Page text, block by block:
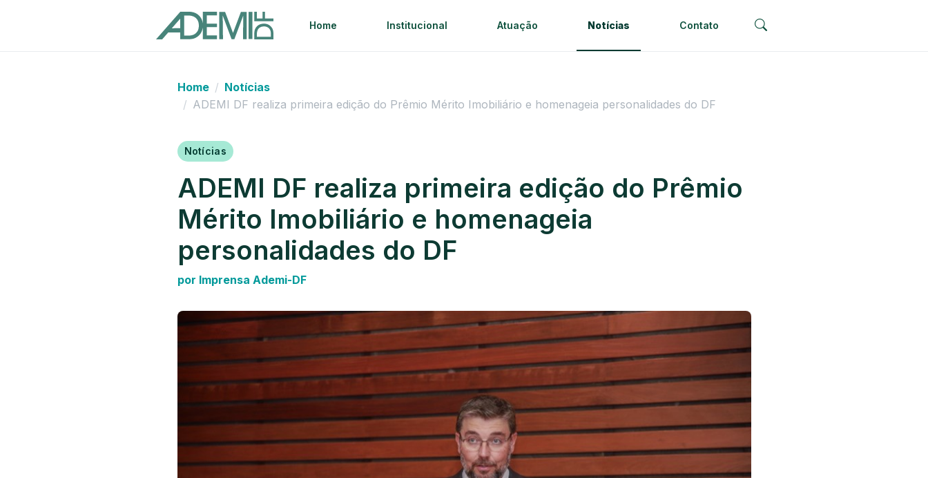
Home Institucional Atuação Notícias Contato
Home
Notícias
ADEMI DF realiza primeira edição do Prêmio Mérito Imobiliário e homenageia personalidades do DF
Notícias
ADEMI DF realiza primeira edição do Prêmio
Mérito Imobiliário e homenageia
personalidades do DF
por Imprensa Ademi-DF